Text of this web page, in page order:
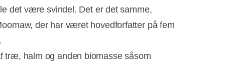
det være svindel. Det er det samme,
der har været hovedforfatter på fem
træ, halm og anden biomasse såsom